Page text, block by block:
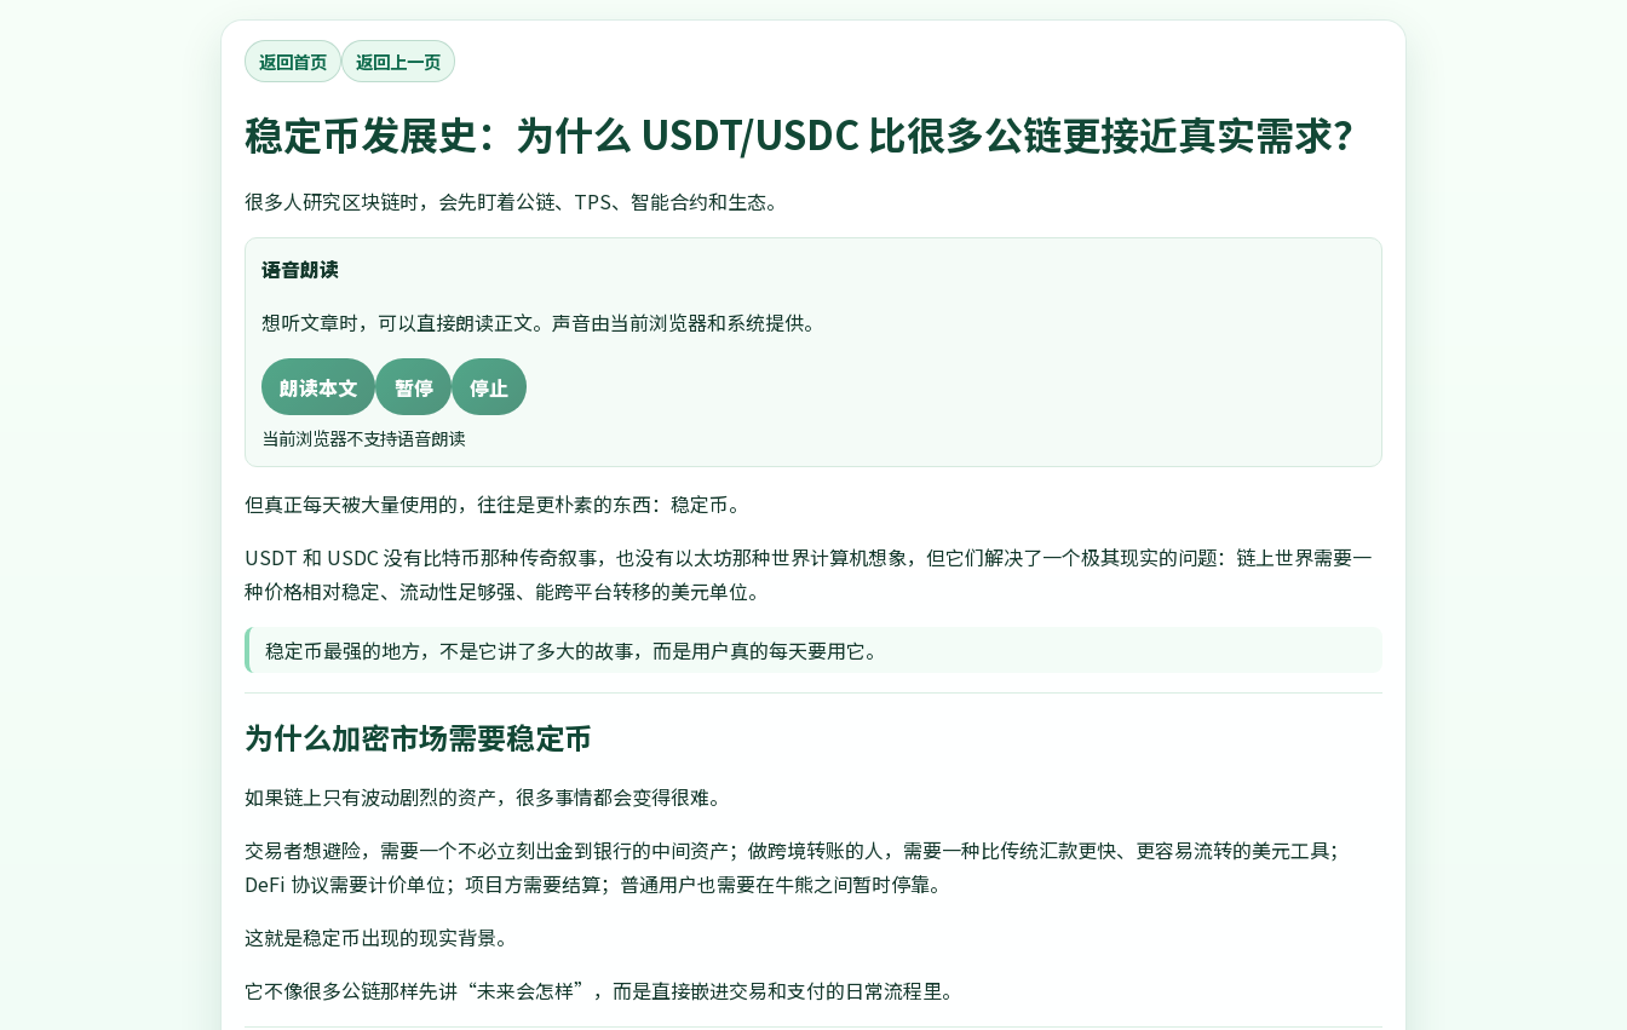
返回首页 返回上一页
稳定币发展史：为什么 USDT/USDC 比很多公链更接近真实需求？
很多人研究区块链时，会先盯着公链、TPS、智能合约和生态。
语音朗读
想听文章时，可以直接朗读正文。声音由当前浏览器和系统提供。
朗读本文 暂停 停止
当前浏览器不支持语音朗读
但真正每天被大量使用的，往往是更朴素的东西：稳定币。
USDT 和 USDC 没有比特币那种传奇叙事，也没有以太坊那种世界计算机想象，但它们解决了一个极其现实的问题：链上世界需要一
种价格相对稳定、流动性足够强、能跨平台转移的美元单位。
稳定币最强的地方，不是它讲了多大的故事，而是用户真的每天要用它。
为什么加密市场需要稳定币
如果链上只有波动剧烈的资产，很多事情都会变得很难。
交易者想避险，需要一个不必立刻出金到银行的中间资产；做跨境转账的人，需要一种比传统汇款更快、更容易流转的美元工具；
DeFi 协议需要计价单位；项目方需要结算；普通用户也需要在牛熊之间暂时停靠。
这就是稳定币出现的现实背景。
它不像很多公链那样先讲“未来会怎样”，而是直接嵌进交易和支付的日常流程里。